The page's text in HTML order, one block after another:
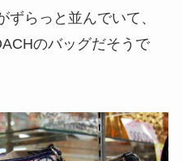
ずらっと並んでいて、
のバッグだそうで